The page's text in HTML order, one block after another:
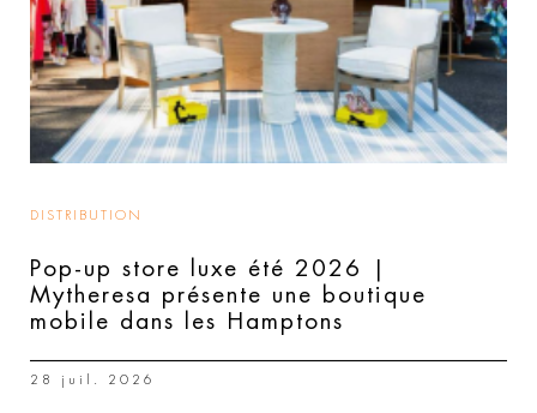
DISTRIBUTION
Pop-up store luxe été 2026 |
Mytheresa présente une boutique
mobile dans les Hamptons
28 juil. 2026